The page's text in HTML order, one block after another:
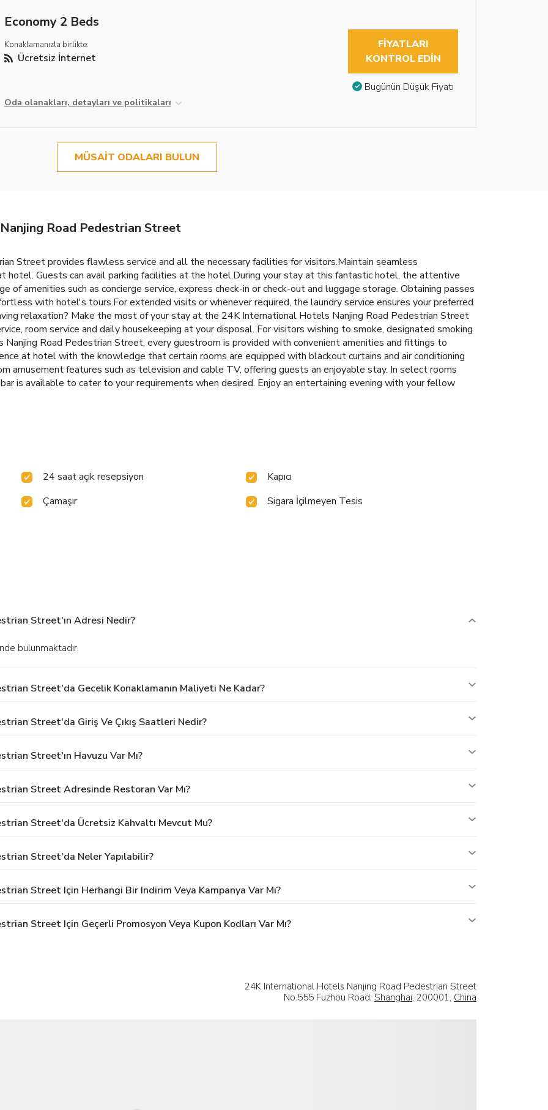
Economy 2 Beds
Konaklamanızla birlikte:
Ücretsiz İnternet
Oda olanakları, detayları ve politikaları
FIYATLARI
KONTROL EDIN
Bugünün Düşük Fiyatı
MÜSAIT ODALARI BULUN
Road Pedestrian Street
Street provides flawless service and all the necessary facilities for visitors.Maintain seamless
hotel. Guests can avail parking facilities at the hotel.During your stay at this fantastic hotel, the attentive
of amenities such as concierge service, express check-in or check-out and luggage storage. Obtaining passes
with hotel's tours.For extended visits or whenever required, the laundry service ensures your preferred
relaxation? Make the most of your stay at the 24K International Hotels Nanjing Road Pedestrian Street
room service and daily housekeeping at your disposal. For visitors wishing to smoke, designated smoking
Road Pedestrian Street, every guestroom is provided with convenient amenities and fittings to
at hotel with the knowledge that certain rooms are equipped with blackout curtains and air conditioning
amusement features such as television and cable TV, offering guests an enjoyable stay. In select rooms
is available to cater to your requirements when desired. Enjoy an entertaining evening with your fellow
24 saat açık resepsiyon
Kapıcı
Çamaşır
Sigara İçilmeyen Tesis
Street'ın Adresi Nedir?
bulunmaktadır.
Street'da Gecelik Konaklamanın Maliyeti Ne Kadar?
Street'da Giriş Ve Çıkış Saatleri Nedir?
Street'ın Havuzu Var Mı?
Street Adresinde Restoran Var Mı?
Street'da Ücretsiz Kahvaltı Mevcut Mu?
Street'da Neler Yapılabilir?
Street Için Herhangi Bir Indirim Veya Kampanya Var Mı?
Street Için Geçerli Promosyon Veya Kupon Kodları Var Mı?
24K International Hotels Nanjing Road Pedestrian Street
No.555 Fuzhou Road, Shanghai, 200001, China